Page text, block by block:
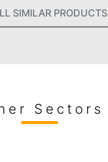
SIMILAR PRODUCTS
Sectors